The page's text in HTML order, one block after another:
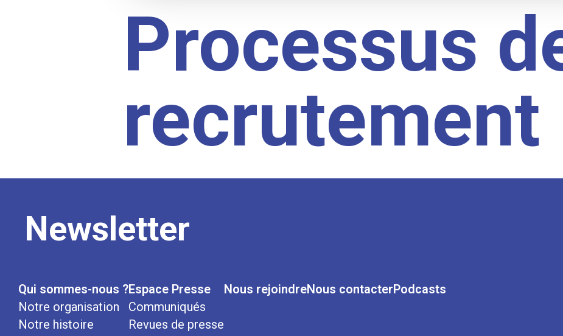
Processus
recrutement
Newsletter
Qui sommes-nous ?
Notre organisation
Notre histoire
Espace Presse
Communiqués
Revues de presse
Nous rejoindreNous contacterPodcasts